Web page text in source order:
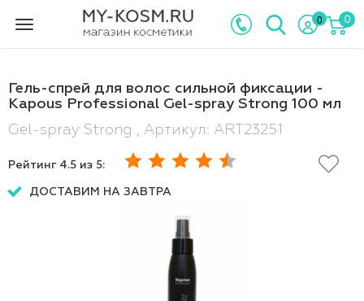
Toggle
0 0
Гель-спрей для волос сильной фиксации -
Kapous Professional Gel-spray Strong 100 мл
Gel-spray Strong , Артикул: ART23251
Рейтинг 4.5 из 5:
ДОСТАВИМ НА ЗАВТРА